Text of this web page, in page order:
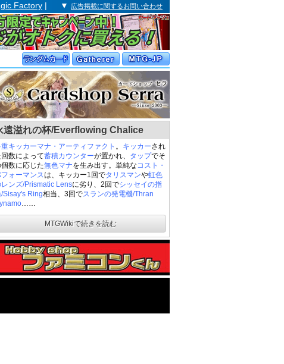
Factory | ▼ 広告掲載に関するお問い合わせ
遠溢れの杯/Everflowing Chalice
重キッカーマナ・アーティファクト 。 キッカーされ
数によって蓄積カウンターが置かれ、 タップでそ
数に応じた無色マナを生み出す。単純なコスト・
ォーマンスは、キッカー1回でタリスマンや虹色
ンズ/Prismatic Lensに劣り、2回でシッセイの指
Sisay's Ring相当、3回でスランの発電機/Thran
……
MTGWikiで続きを読む